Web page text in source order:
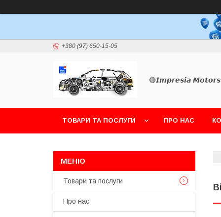
+380 (97) 650-15-05
🔴𝙄𝙢𝙥𝙧𝙚𝙨𝙞𝙖 𝙈𝙤𝙩𝙤𝙧𝙨
ТОВАРИ ТА ПОСЛУГИ ПРО НАС
Товари та послуги
Про нас